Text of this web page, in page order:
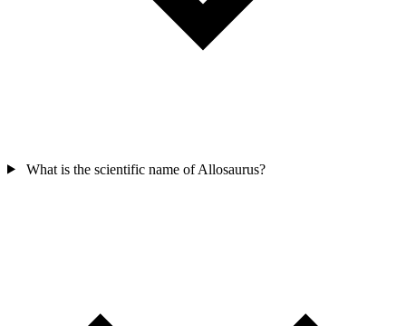
What is the scientific name of Allosaurus?